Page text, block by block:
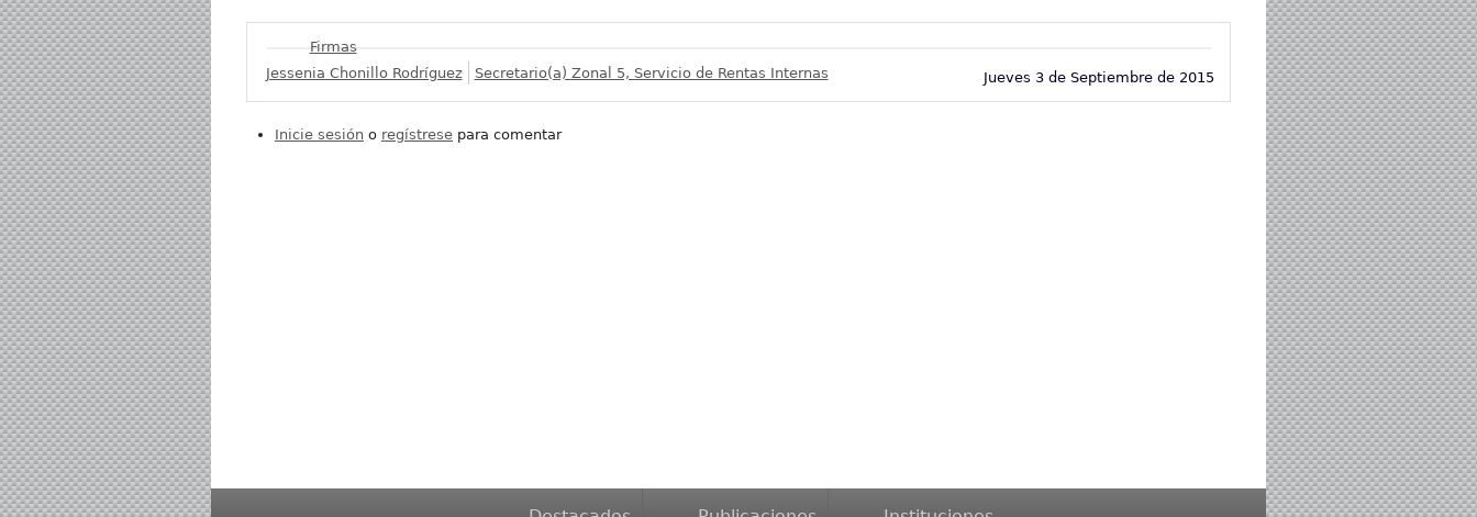
Mostrar
Firmas
Jueves 3 de Septiembre de 2015
Jessenia Chonillo Rodríguez Secretario(a) Zonal 5, Servicio de Rentas Internas
Inicie sesión o regístrese para comentar